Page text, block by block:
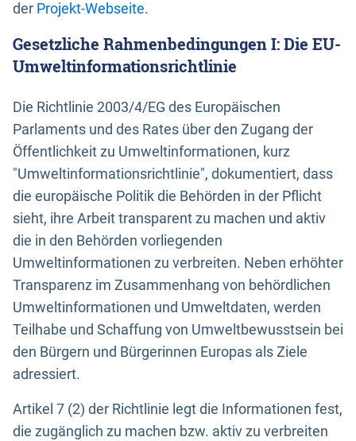
der Projekt-Webseite.
Gesetzliche Rahmenbedingungen I: Die EU-
Umweltinformationsrichtlinie
Die Richtlinie 2003/4/EG des Europäischen
Parlaments und des Rates über den Zugang der
Öffentlichkeit zu Umweltinformationen, kurz
"Umweltinformationsrichtlinie", dokumentiert, dass
die europäische Politik die Behörden in der Pflicht
sieht, ihre Arbeit transparent zu machen und aktiv
die in den Behörden vorliegenden
Umweltinformationen zu verbreiten. Neben erhöhter
Transparenz im Zusammenhang von behördlichen
Umweltinformationen und Umweltdaten, werden
Teilhabe und Schaffung von Umweltbewusstsein bei
den Bürgern und Bürgerinnen Europas als Ziele
adressiert.
Artikel 7 (2) der Richtlinie legt die Informationen fest,
die zugänglich zu machen bzw. aktiv zu verbreiten